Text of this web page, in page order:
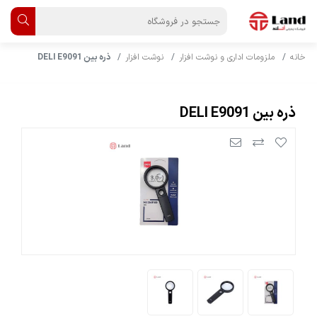
خانه ملزومات اداری و نوشت افزار نوشت افزار ذره بین DELI E9091
ذره بین DELI E9091